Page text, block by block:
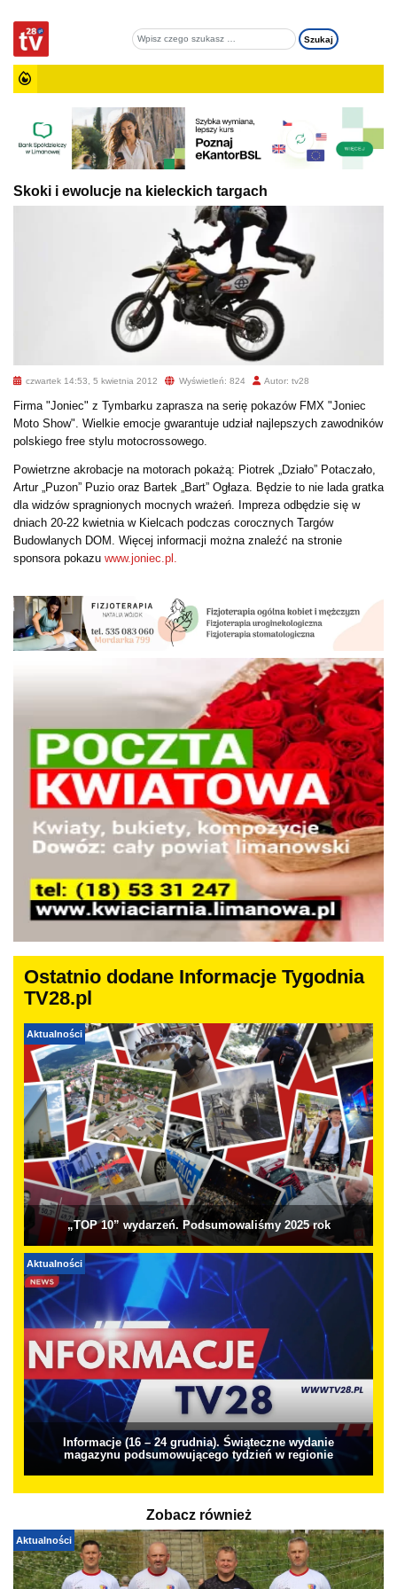
Skoki i ewolucje na kieleckich targach
czwartek 14:53, 5 kwietnia 2012 Wyświetleń: 824 Autor: tv28
Firma "Joniec" z Tymbarku zaprasza na serię pokazów FMX "Joniec
Moto Show". Wielkie emocje gwarantuje udział najlepszych zawodników
polskiego free stylu motocrossowego.
Powietrzne akrobacje na motorach pokażą: Piotrek „Działo” Potaczało,
Artur „Puzon” Puzio oraz Bartek „Bart” Ogłaza. Będzie to nie lada gratka
dla widzów spragnionych mocnych wrażeń. Impreza odbędzie się w
dniach 20-22 kwietnia w Kielcach podczas corocznych Targów
Budowlanych DOM. Więcej informacji można znaleźć na stronie
sponsora pokazu www.joniec.pl.
Ostatnio dodane Informacje Tygodnia
TV28.pl
Aktualności
„TOP 10” wydarzeń. Podsumowaliśmy 2025 rok
Aktualności
Informacje (16 – 24 grudnia). Świąteczne wydanie
magazynu podsumowującego tydzień w regionie
Zobacz również
Aktualności